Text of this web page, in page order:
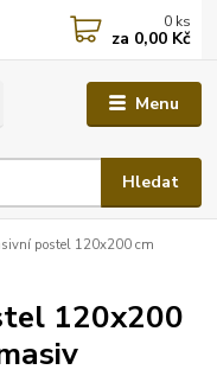
Menu
Hledat
0 ks
za 0,00 Kč
postel 120x200 cm
120x200